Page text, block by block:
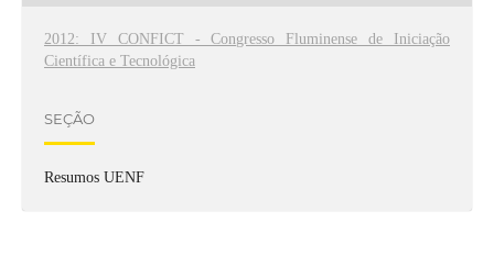
2012: IV CONFICT - Congresso Fluminense de Iniciação
Científica e Tecnológica
SEÇÃO
Resumos UENF